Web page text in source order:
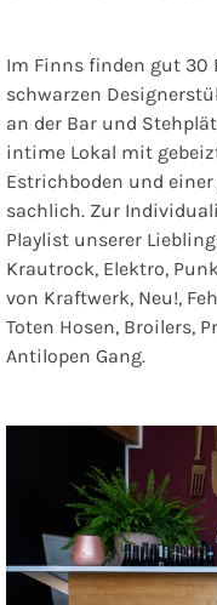
Im Finns finden gut 30
schwarzen
an der Bar und
intime Lokal mit
Estrichboden und
sachlich. Zur
Playlist unserer
Krautrock, Elektro,
von Kraftwerk, Neu!,
Toten Hosen, Broilers,
Antilopen Gang.